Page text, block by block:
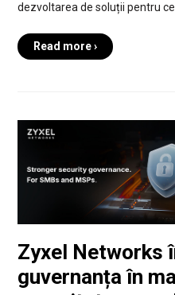
dezvoltarea de soluții pentru
Read more ›
Zyxel Networks
guvernanța în